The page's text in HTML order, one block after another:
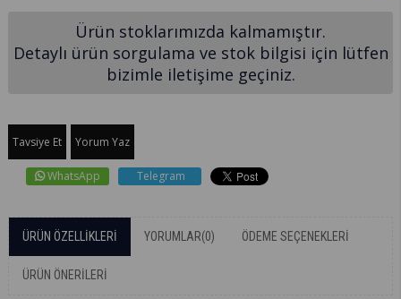
Ürün stoklarımızda kalmamıştır.
Detaylı ürün sorgulama ve stok bilgisi için lütfen
bizimle iletişime geçiniz.
Tavsiye Et Yorum Yaz
WhatsApp Telegram
ÜRÜN ÖZELLIKLERI YORUMLAR(0) ÖDEME SEÇENEKLERI
ÜRÜN ÖNERILERI